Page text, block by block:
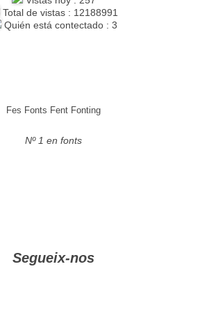
Total de vistas : 12188991
Quién está contectado : 3
Fes Fonts Fent Fonting
Nº 1 en fonts
Segueix-nos